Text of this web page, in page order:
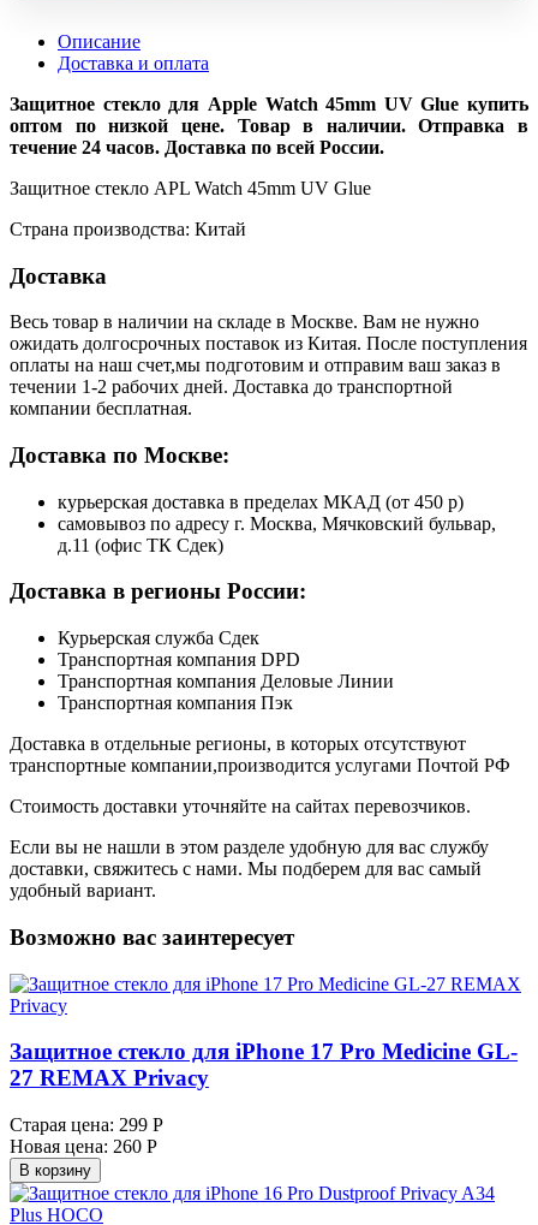
Описание
Доставка и оплата
Защитное стекло для Apple Watch 45mm UV Glue купить
оптом по низкой цене. Товар в наличии. Отправка в
течение 24 часов. Доставка по всей России.
Защитное стекло APL Watch 45mm UV Glue
Страна производства: Китай
Доставка
Весь товар в наличии на складе в Москве. Вам не нужно
ожидать долгосрочных поставок из Китая. После поступления
оплаты на наш счет,мы подготовим и отправим ваш заказ в
течении 1-2 рабочих дней. Доставка до транспортной
компании бесплатная.
Доставка по Москве:
курьерская доставка в пределах МКАД (от 450 р)
самовывоз по адресу г. Москва, Мячковский бульвар,
д.11 (офис ТК Сдек)
Доставка в регионы России:
Курьерская служба Сдек
Транспортная компания DPD
Транспортная компания Деловые Линии
Транспортная компания Пэк
Доставка в отдельные регионы, в которых отсутствуют
транспортные компании,производится услугами Почтой РФ
Стоимость доставки уточняйте на сайтах перевозчиков.
Если вы не нашли в этом разделе удобную для вас службу
доставки, свяжитесь с нами. Мы подберем для вас самый
удобный вариант.
Возможно вас заинтересует
Защитное стекло для iPhone 17 Pro Medicine GL-
27 REMAX Privacy
Старая цена: 299 Р
Новая цена: 260 Р
В корзину